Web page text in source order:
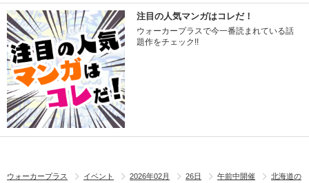
注目の人気マンガはコレだ！
ウォーカープラスで今一番読まれている話
題作をチェック!!
ウォーカープラス イベント 2026年02月 26日 午前中開催
北海道の